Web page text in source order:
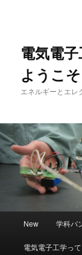
移
動
電気電
ようこそ
エネルギーとエ
New 学科パ
電気電子工学って